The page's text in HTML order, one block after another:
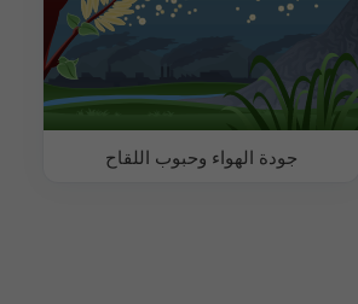
جودة الهواء وحبوب اللقاح